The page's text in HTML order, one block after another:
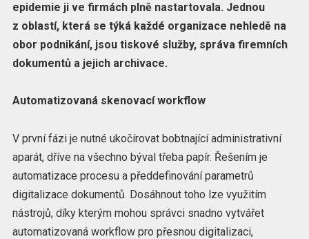
epidemie ji ve firmách plně nastartovala. Jednou
z oblastí, která se týká každé organizace nehledě na
obor podnikání, jsou tiskové služby, správa firemních
dokumentů a jejich archivace.
Automatizovaná skenovací workflow
V první fázi je nutné ukočírovat bobtnající administrativní
aparát, dříve na všechno býval třeba papír. Řešením je
automatizace procesu a předdefinování parametrů
digitalizace dokumentů. Dosáhnout toho lze využitím
nástrojů, díky kterým mohou správci snadno vytvářet
automatizovaná workflow pro přesnou digitalizaci,